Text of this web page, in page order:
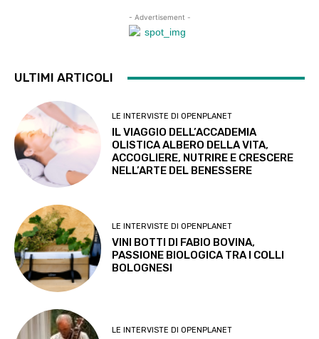
- Advertisement -
ULTIMI ARTICOLI
LE INTERVISTE DI OPENPLANET
IL VIAGGIO DELL’ACCADEMIA
OLISTICA ALBERO DELLA VITA,
ACCOGLIERE, NUTRIRE E CRESCERE
NELL’ARTE DEL BENESSERE
LE INTERVISTE DI OPENPLANET
VINI BOTTI DI FABIO BOVINA,
PASSIONE BIOLOGICA TRA I COLLI
BOLOGNESI
LE INTERVISTE DI OPENPLANET